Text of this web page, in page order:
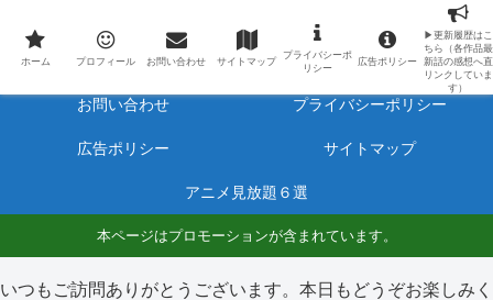
最新アニメのあらすじと感想をネタバレ有りで毎日更新しています。
ホーム プロフィール
お問い合わせ プライバシーポリシー
広告ポリシー サイトマップ
アニメ見放題６選
本ページはプロモーションが含まれています。
いつもご訪問ありがとうございます。本日もどうぞお楽しみく
ホーム プロフィール お問い合わせ サイトマップ
プライバシーポ
リシー
広告ポリシー
▶更新履歴はこ
ちら（各作品最
新話の感想へ直
リンクしていま
す）